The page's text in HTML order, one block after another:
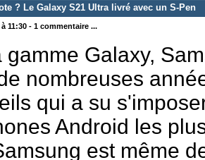
? Le Galaxy S21 Ultra livré avec un S-Pen
11:30 - 1 commentaire ...
gamme Galaxy,
nombreuses
qui a su
Android les
est même